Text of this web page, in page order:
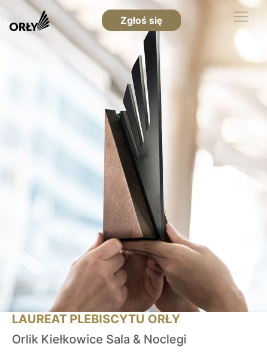
Zgłoś się
LAUREAT PLEBISCYTU ORŁY
Orlik Kiełkowice Sala & Noclegi